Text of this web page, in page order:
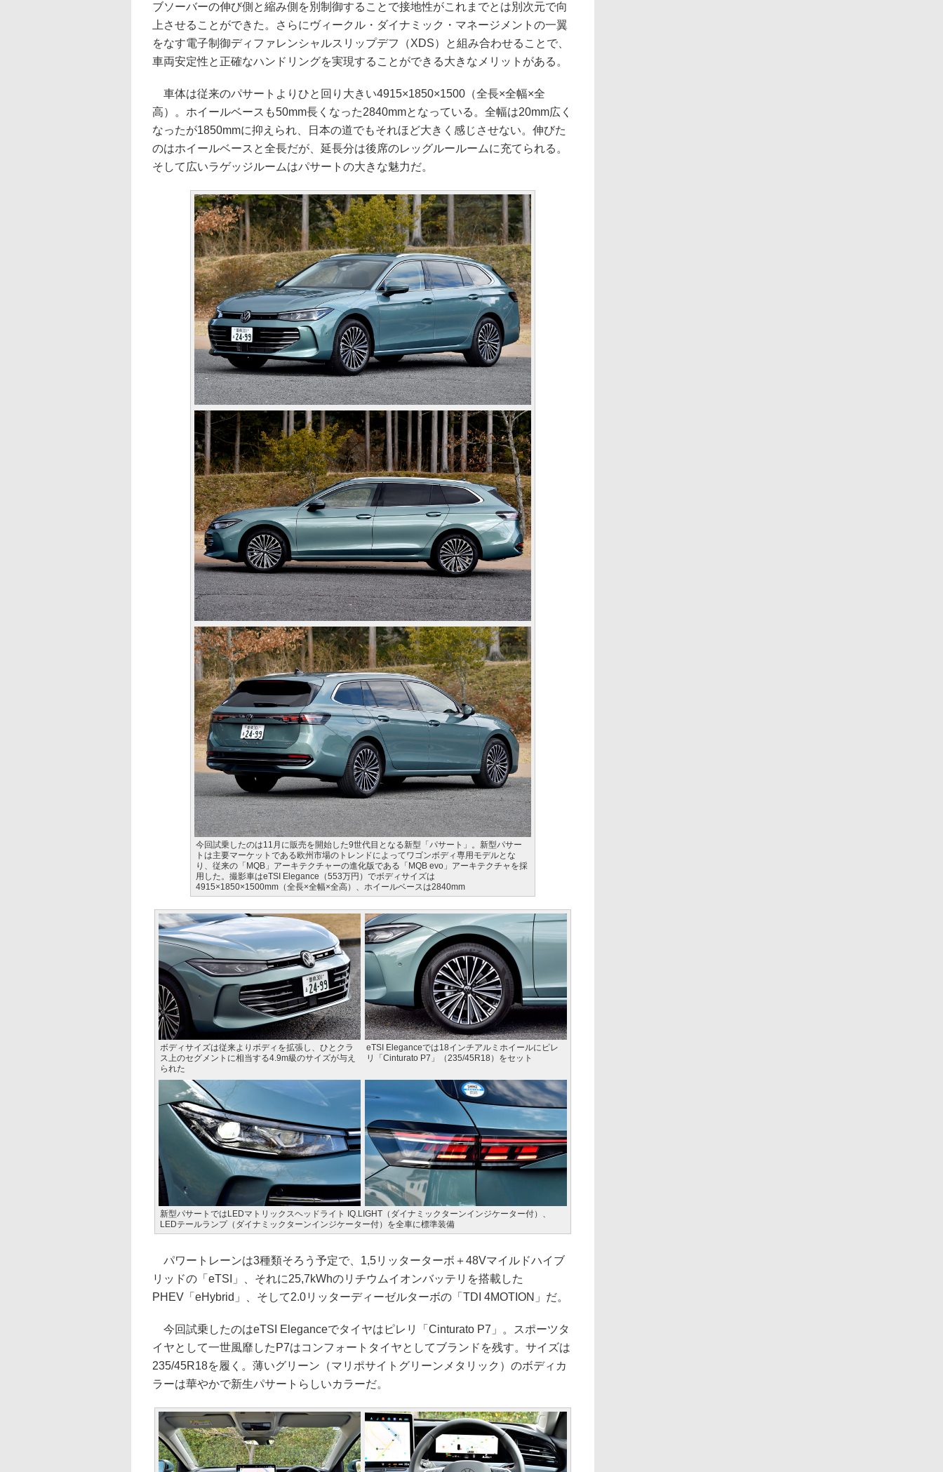
ブソーバーの伸び側と縮み側を別制御することで接地性がこれまでとは別次元で向
上させることができた。さらにヴィークル・ダイナミック・マネージメントの一翼
をなす電子制御ディファレンシャルスリップデフ（XDS）と組み合わせることで、
車両安定性と正確なハンドリングを実現することができる大きなメリットがある。
車体は従来のパサートよりひと回り大きい4915×1850×1500（全長×全幅×全
高）。ホイールベースも50mm長くなった2840mmとなっている。全幅は20mm広く
なったが1850mmに抑えられ、日本の道でもそれほど大きく感じさせない。伸びた
のはホイールベースと全長だが、延長分は後席のレッグルールームに充てられる。
そして広いラゲッジルームはパサートの大きな魅力だ。
今回試乗したのは11月に販売を開始した9世代目となる新型「パサート」。新型パサー
トは主要マーケットである欧州市場のトレンドによってワゴンボディ専用モデルとな
り、従来の「MQB」アーキテクチャーの進化版である「MQB evo」アーキテクチャを採
用した。撮影車はeTSI Elegance（553万円）でボディサイズは
4915×1850×1500mm（全長×全幅×全高）、ホイールベースは2840mm
ボディサイズは従来よりボディを拡張し、ひとクラ
ス上のセグメントに相当する4.9m級のサイズが与え
られた
eTSI Eleganceでは18インチアルミホイールにピレ
リ「Cinturato P7」（235/45R18）をセット
新型パサートではLEDマトリックスヘッドライト IQ.LIGHT（ダイナミックターンインジケーター付）、
LEDテールランプ（ダイナミックターンインジケーター付）を全車に標準装備
パワートレーンは3種類そろう予定で、1,5リッターターボ＋48Vマイルドハイブ
リッドの「eTSI」、それに25,7kWhのリチウムイオンバッテリを搭載した
PHEV「eHybrid」、そして2.0リッターディーゼルターボの「TDI 4MOTION」だ。
今回試乗したのはeTSI Eleganceでタイヤはピレリ「Cinturato P7」。スポーツタ
イヤとして一世風靡したP7はコンフォートタイヤとしてブランドを残す。サイズは
235/45R18を履く。薄いグリーン（マリポサイトグリーンメタリック）のボディカ
ラーは華やかで新生パサートらしいカラーだ。